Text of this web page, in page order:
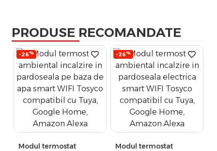
PRODUSE RECOMANDATE
-26%
Modul termostat
-26%
Modul termostat